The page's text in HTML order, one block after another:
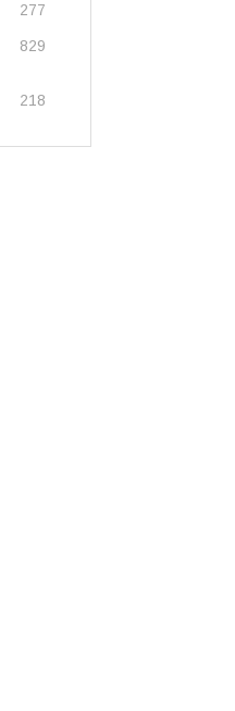
277
829
218